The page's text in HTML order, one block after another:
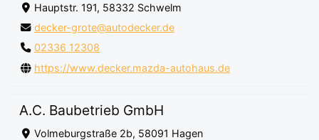
Hauptstr. 191, 58332 Schwelm
decker-grote@autodecker.de
02336 12308
https://www.decker.mazda-autohaus.de
A.C. Baubetrieb GmbH
Volmeburgstraße 2b, 58091 Hagen